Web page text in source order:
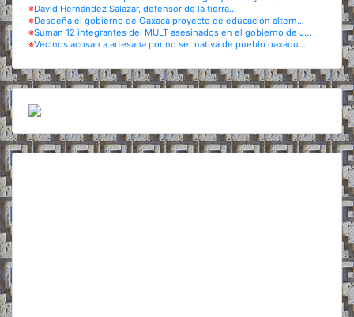
※David Hernández Salazar, defensor de la tierra...
※Desdeña el gobierno de Oaxaca proyecto de educación altern...
※Suman 12 integrantes del MULT asesinados en el gobierno de J...
※Vecinos acosan a artesana por no ser nativa de pueblo oaxaqu...